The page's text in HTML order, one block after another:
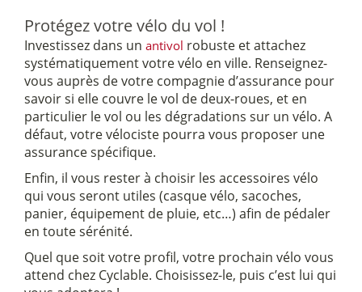
Protégez votre vélo du vol !
Investissez dans un antivol robuste et attachez
systématiquement votre vélo en ville. Renseignez-
vous auprès de votre compagnie d’assurance pour
savoir si elle couvre le vol de deux-roues, et en
particulier le vol ou les dégradations sur un vélo. A
défaut, votre vélociste pourra vous proposer une
assurance spécifique.
Enfin, il vous rester à choisir les accessoires vélo
qui vous seront utiles (casque vélo, sacoches,
panier, équipement de pluie, etc…) afin de pédaler
en toute sérénité.
Quel que soit votre profil, votre prochain vélo vous
attend chez Cyclable. Choisissez-le, puis c’est lui qui